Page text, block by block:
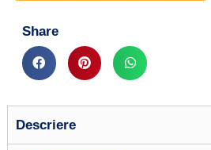
Share
Descriere